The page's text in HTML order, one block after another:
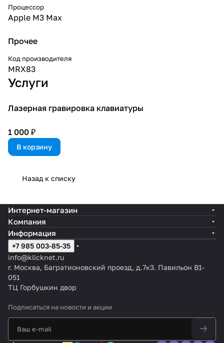
Процессор
Apple M3 Max
Прочее
Код производителя
MRX83
Услуги
Лазерная гравировка клавиатуры
1 000 ₽
В корзину
Назад к списку
Интернет-магазин
Компания
Информация
+7 985 003-85-35
info@klicknet.ru
г. Москва, Багратионовский проезд, д.7к3. Павильон B1-
051
ТЦ Горбушкин двор
Подписаться на новости и акции